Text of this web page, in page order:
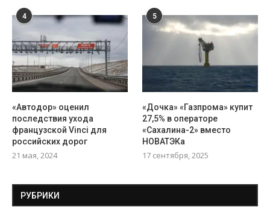
4
«Автодор» оценил
последствия ухода
французской Vinci для
российских дорог
21 мая, 2024
5
«Дочка» «Газпрома» купит
27,5% в операторе
«Сахалина-2» вместо
НОВАТЭКа
17 сентября, 2025
РУБРИКИ